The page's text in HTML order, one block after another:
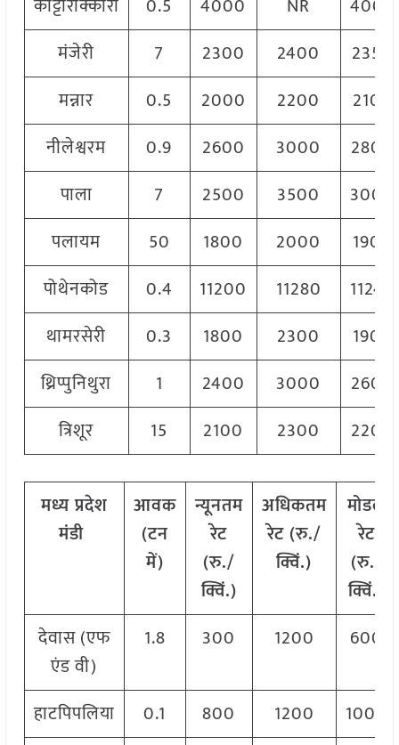
कोट्टाराक्कारा
0.5 4000 NR
4000
मंजेरी
7 2300 2400
2350
मन्नार
0.5 2000 2200
2100
नीलेश्वरम
0.9 2600 3000
2800
पाला
7 2500 3500
3000
पलायम
50 1800 2000
1900
पोथेनकोड
0.4 11200 11280
11240
थामरसेरी
0.3 1800 2300
1900
थ्रिप्पुनिथुरा
1 2400 3000
2600
त्रिशूर
15 2100 2300 2200
मध्य प्रदेश
मंडी
आवक
(टन
में)
न्यूनतम
रेट
(रु./
क्विं.)
अधिकतम
रेट (रु./
क्विं.)
मोडल
रेट
(रु./
क्विं.)
देवास (एफ
एंड वी)
1.8 300 1200 600
हाटपिपलिया 0.1 800 1200
1000